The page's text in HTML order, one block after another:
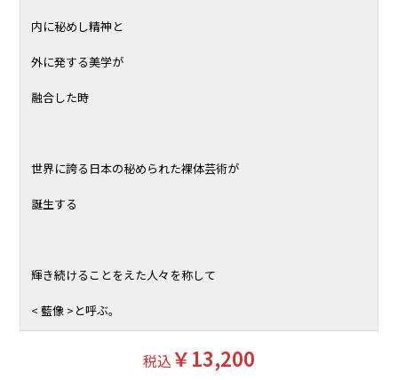
内に秘めし精神と
外に発する美学が
融合した時
世界に誇る日本の秘められた裸体芸術が
誕生する
輝き続けることをえた人々を称して
< 藍像 >と呼ぶ。
税込￥13,200